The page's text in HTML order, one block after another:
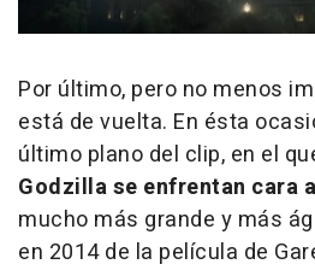
Por último, pero no menos
está de vuelta. En ésta
último plano del clip, en el
Godzilla se enfrentan cara
mucho más grande y más
en 2014 de la película de